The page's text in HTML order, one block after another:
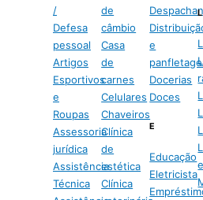
/
Defesa
pessoal
Artigos
Esportivos
e
Roupas
Assessoria
jurídica
Assistência
Técnica
de
câmbio
Casa
de
carnes
Celulares
Chaveiros
Clínica
de
estética
Clínica
e
Docerias
Doces
E
Educação
Eletricista
L
e